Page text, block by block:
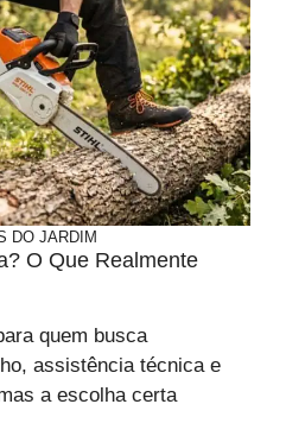
DO JARDIM
O Que Realmente
quem busca
assistência técnica e
a escolha certa